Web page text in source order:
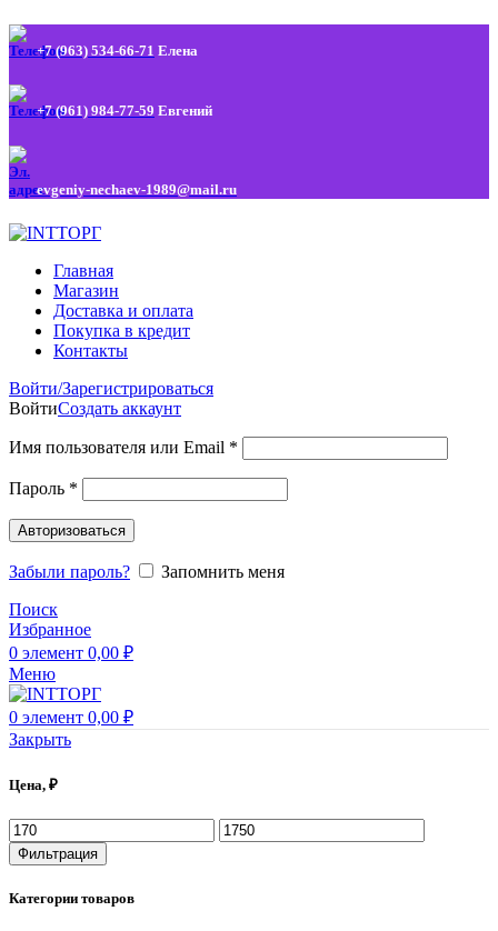
+7 (963) 534-66-71 Елена
+7 (961) 984-77-59 Евгений
evgeniy-nechaev-1989@mail.ru
Главная
Магазин
Доставка и оплата
Покупка в кредит
Контакты
Войти/Зарегистрироваться
ВойтиСоздать аккаунт
Имя пользователя или Email *
Пароль *
Авторизоваться
Забыли пароль?
Запомнить меня
Поиск
Избранное
0 элемент 0,00 ₽
Меню
0 элемент 0,00 ₽
Закрыть
Цена, ₽
Фильтрация
Категории товаров